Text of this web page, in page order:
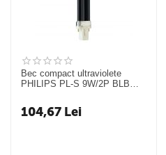
Bec compact ultraviolete
PHILIPS PL-S 9W/2P BLB
104,67 Lei